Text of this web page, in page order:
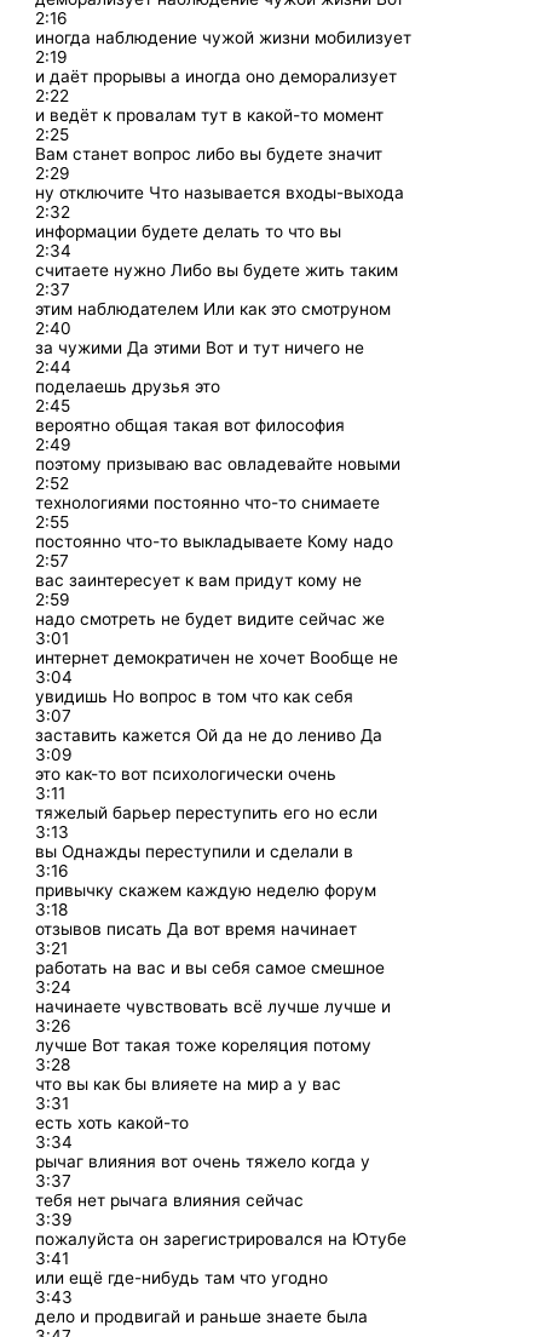
2:16
иногда наблюдение чужой жизни мобилизует
2:19
и даёт прорывы а иногда оно деморализует
2:22
и ведёт к провалам тут в какой-то момент
2:25
Вам станет вопрос либо вы будете значит
2:29
ну отключите Что называется входы-выхода
2:32
информации будете делать то что вы
2:34
считаете нужно Либо вы будете жить таким
2:37
этим наблюдателем Или как это смотруном
2:40
за чужими Да этими Вот и тут ничего не
2:44
поделаешь друзья это
2:45
вероятно общая такая вот философия
2:49
поэтому призываю вас овладевайте новыми
2:52
технологиями постоянно что-то снимаете
2:55
постоянно что-то выкладываете Кому надо
2:57
вас заинтересует к вам придут кому не
2:59
надо смотреть не будет видите сейчас же
3:01
интернет демократичен не хочет Вообще не
3:04
увидишь Но вопрос в том что как себя
3:07
заставить кажется Ой да не до лениво Да
3:09
это как-то вот психологически очень
3:11
тяжелый барьер переступить его но если
3:13
вы Однажды переступили и сделали в
3:16
привычку скажем каждую неделю форум
3:18
отзывов писать Да вот время начинает
3:21
работать на вас и вы себя самое смешное
3:24
начинаете чувствовать всё лучше лучше и
3:26
лучше Вот такая тоже кореляция потому
3:28
что вы как бы влияете на мир а у вас
3:31
есть хоть какой-то
3:34
рычаг влияния вот очень тяжело когда у
3:37
тебя нет рычага влияния сейчас
3:39
пожалуйста он зарегистрировался на Ютубе
3:41
или ещё где-нибудь там что угодно
3:43
дело и продвигай и раньше знаете была